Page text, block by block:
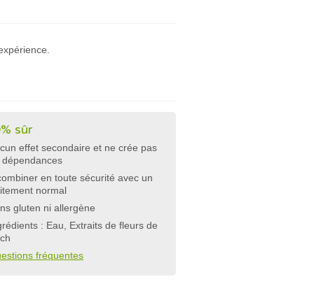
sûr
effet secondaire et ne crée pas
dépendances
en toute sécurité avec un
normal
gluten ni allergène
: Eau, Extraits de fleurs de
fréquentes